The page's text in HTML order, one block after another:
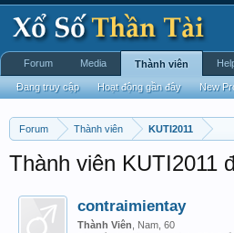
Forum Thành viên KUTI2011
Thành viên KUTI2011
contraimientay
Thành Viên , Nam, 60
Forum Media Thành viên
Đang truy cập Hoạt động gần đây New